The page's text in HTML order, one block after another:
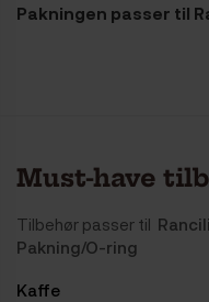
Pakningen passer til
Must-have
Tilbehør passer til
Pakning/O-ring
Kaffe